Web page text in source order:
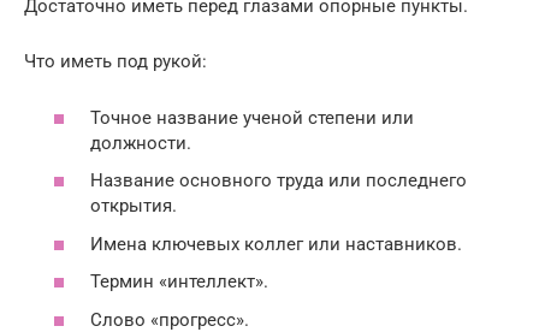
Достаточно иметь перед глазами опорные пункты.
Что иметь под рукой:
Точное название ученой степени или
должности.
Название основного труда или последнего
открытия.
Имена ключевых коллег или наставников.
Термин «интеллект».
Слово «прогресс».